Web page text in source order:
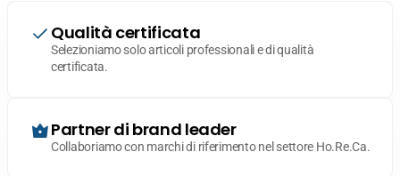
Qualità certificata
Selezioniamo solo articoli professionali e di qualità
certificata.
Partner di brand leader
Collaboriamo con marchi di riferimento nel settore Ho.Re.Ca.